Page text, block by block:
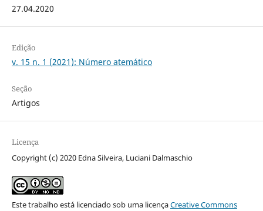
27.04.2020
Edição
v. 15 n. 1 (2021): Número atemático
Seção
Artigos
Licença
Copyright (c) 2020 Edna Silveira, Luciani Dalmaschio
Este trabalho está licenciado sob uma licençaCreative Commons